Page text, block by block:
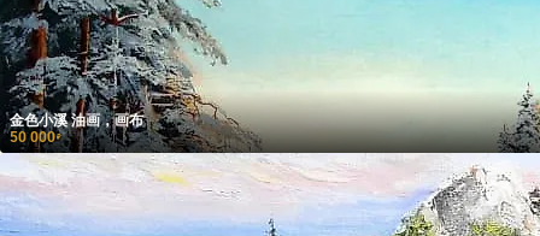
金色小溪 油画，画布
50 000₽